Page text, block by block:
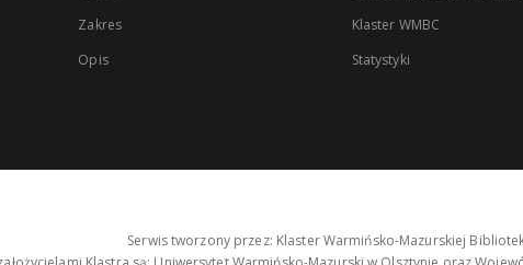
Zakres
Opis
Klaster WMBC
Statystyki
Serwis tworzony przez: Klaster Warmińsko-Mazurskiej